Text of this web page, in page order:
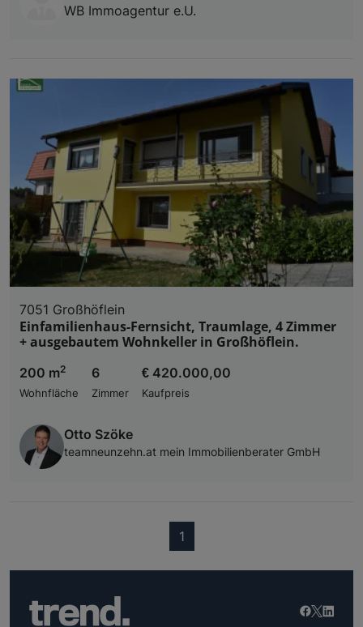
WB Immoagentur e.U.
7051 Großhöflein
Einfamilienhaus-Fernsicht, Traumlage, 4 Zimmer
+ ausgebautem Wohnkeller in Großhöflein.
200 m2
Wohnfläche
6
Zimmer
€ 420.000,00
Kaufpreis
Otto Szöke
teamneunzehn.at mein Immobilienberater GmbH
1(current)